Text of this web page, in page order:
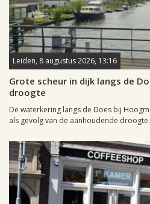
Leiden, 8 augustus 2026, 13:16
Grote scheur in dijk langs de
droogte
De waterkering langs de Does bij
als gevolg van de aanhoudende